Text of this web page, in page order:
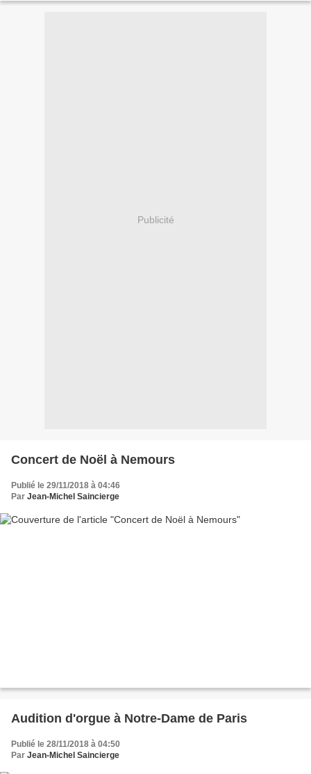
Publicité
Concert de Noël à Nemours
Publié le 29/11/2018 à 04:46
Par Jean-Michel Saincierge
Audition d'orgue à Notre-Dame de Paris
Publié le 28/11/2018 à 04:50
Par Jean-Michel Saincierge